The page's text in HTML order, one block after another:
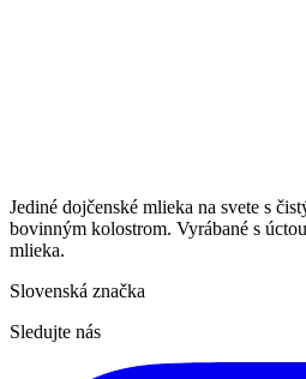
Jediné dojčenské mlieka na svete s
bovinným kolostrom. Vyrábané s
mlieka.
Slovenská značka
Sledujte nás